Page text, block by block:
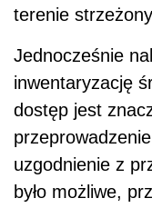
terenie
Jednocześnie
inwentaryzację
dostęp jest
uzgodnienie z
było możliwe,